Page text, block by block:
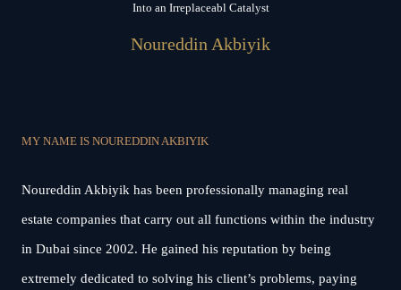
Into an Irreplaceabl Catalyst
Noureddin Akbiyik
MY NAME IS NOUREDDIN AKBIYIK
Noureddin Akbiyik has been professionally managing real
estate companies that carry out all functions within the industry
in Dubai since 2002. He gained his reputation by being
extremely dedicated to solving his client’s problems, paying